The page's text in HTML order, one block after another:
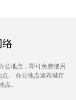
公地点，即可免费使用
。 办公地点遍布城市
点。